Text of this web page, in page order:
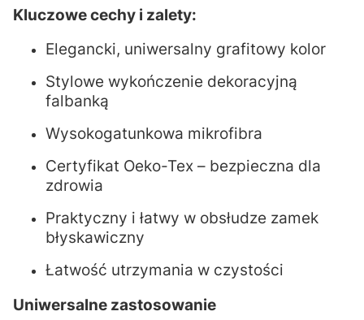
Kluczowe cechy i zalety:
Elegancki, uniwersalny grafitowy kolor
Stylowe wykończenie dekoracyjną
falbanką
Wysokogatunkowa mikrofibra
Certyfikat Oeko-Tex – bezpieczna dla
zdrowia
Praktyczny i łatwy w obsłudze zamek
błyskawiczny
Łatwość utrzymania w czystości
Uniwersalne zastosowanie